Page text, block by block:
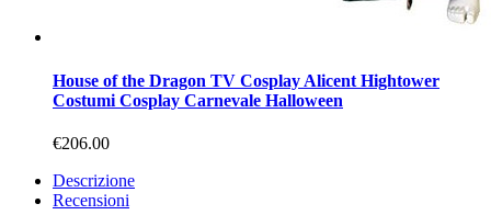
House of the Dragon TV Cosplay Alicent Hightower
Costumi Cosplay Carnevale Halloween
€206.00
Descrizione
Recensioni